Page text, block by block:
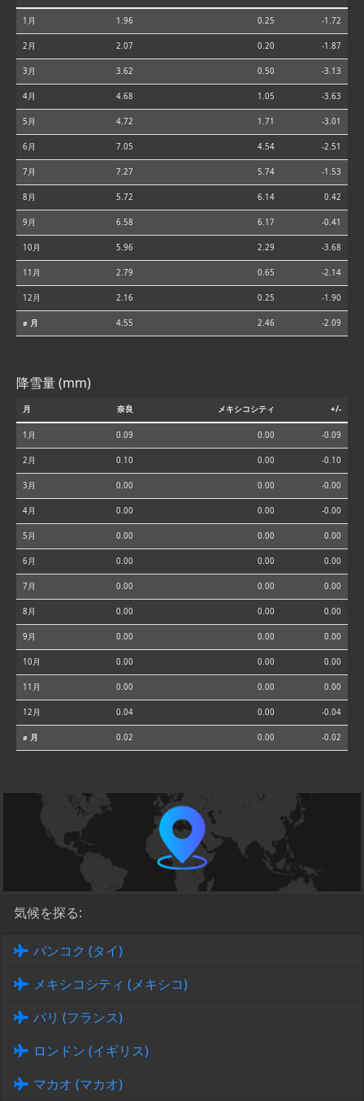
1月 1.96 0.25 -1.72
2月 2.07 0.20 -1.87
3月 3.62 0.50 -3.13
4月 4.68 1.05 -3.63
5月 4.72 1.71 -3.01
6月 7.05 4.54 -2.51
7月 7.27 5.74 -1.53
8月 5.72 6.14 0.42
9月 6.58 6.17 -0.41
10月 5.96 2.29 -3.68
11月 2.79 0.65 -2.14
12月 2.16 0.25 -1.90
⌀ 月 4.55 2.46 -2.09
降雪量 (mm)
月 奈良 メキシコシティ +/-
1月 0.09 0.00 -0.09
2月 0.10 0.00 -0.10
3月 0.00 0.00 -0.00
4月 0.00 0.00 -0.00
5月 0.00 0.00 0.00
6月 0.00 0.00 0.00
7月 0.00 0.00 0.00
8月 0.00 0.00 0.00
9月 0.00 0.00 0.00
10月 0.00 0.00 0.00
11月 0.00 0.00 0.00
12月 0.04 0.00 -0.04
⌀ 月 0.02 0.00 -0.02
気候を探る:
バンコク (タイ)
メキシコシティ (メキシコ)
パリ (フランス)
ロンドン (イギリス)
マカオ (マカオ)